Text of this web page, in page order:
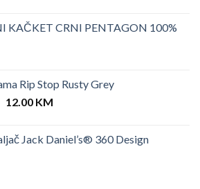
KAČKET CRNI PENTAGON 100%
Rip Stop Rusty Grey
Original
25.00 KM.
12.00 KMCurrent
12.00 KM.
Jack Daniel’s® 360 Design